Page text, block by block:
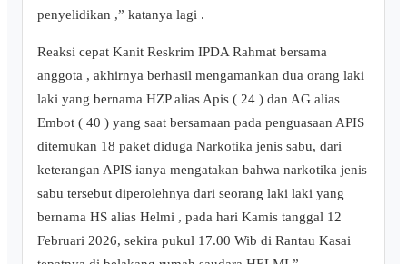
penyelidikan ,” katanya lagi .
Reaksi cepat Kanit Reskrim IPDA Rahmat bersama
anggota , akhirnya berhasil mengamankan dua orang laki
laki yang bernama HZP alias Apis ( 24 ) dan AG alias
Embot ( 40 ) yang saat bersamaan pada penguasaan APIS
ditemukan 18 paket diduga Narkotika jenis sabu, dari
keterangan APIS ianya mengatakan bahwa narkotika jenis
sabu tersebut diperolehnya dari seorang laki laki yang
bernama HS alias Helmi , pada hari Kamis tanggal 12
Februari 2026, sekira pukul 17.00 Wib di Rantau Kasai